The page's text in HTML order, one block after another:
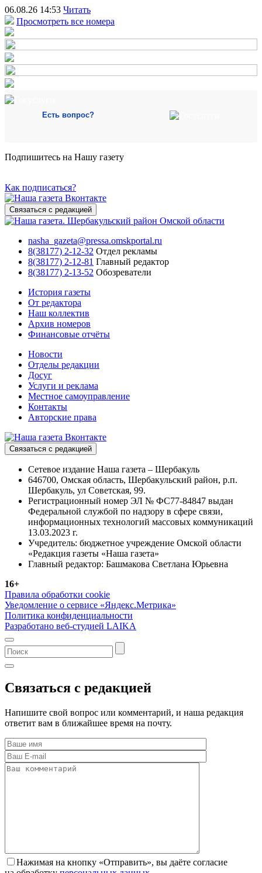
06.08.26 14:53 Читать
Просмотреть все номера
Есть вопрос?
Подпишитесь на Нашу газету
Как подписаться?
Связаться с редакцией
nasha_gazeta@pressa.omskportal.ru
8(38177) 2-12-32 Отдел рекламы
8(38177) 2-12-81 Главный редактор
8(38177) 2-13-52 Обозреватели
История газеты
От редактора
Наш коллектив
Архив номеров
Финансовые отчёты
Новости
Отделы редакции
Досуг
Услуги и реклама
Местное самоуправление
Контакты
Авторские права
Связаться с редакцией
Сетевое издание Наша газета – Шербакуль
646700, Омская область, Шербакульский район, р.п.
Шербакуль, ул Советская, 99.
Регистрационный номер ЭЛ № ФС77-84847 выдан
Федеральной службой по надзору в сфере связи,
информационных технологий массовых коммуникаций
13.03.2023 г.
Учредитель: бюджетное учреждение Омской области
«Редакция газеты «Наша газета»
Главный редактор: Башмакова Светлана Юрьевна
16+
Правила обработки cookie
Уведомление о сервисе «Яндекс.Метрика»
Политика конфиденциальности
Разработано веб-студией LAIKA
Связаться с редакцией
Напишите свой вопрос или комментарий, и наша редакция
ответит вам в ближайшее время на почту.
Нажимая на кнопку «Отправить», вы даёте согласие